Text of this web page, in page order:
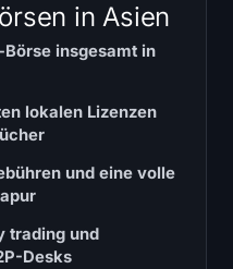
in Asien
insgesamt in
lokalen Lizenzen
und eine volle
trading und
Desks